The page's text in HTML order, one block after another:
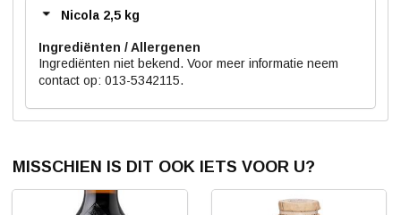
Nicola 2,5 kg
Ingrediënten
Ingrediënten niet bekend. Voor meer informatie neem
contact op: 013-5342115.
MISSCHIEN IS DIT OOK IETS VOOR U?